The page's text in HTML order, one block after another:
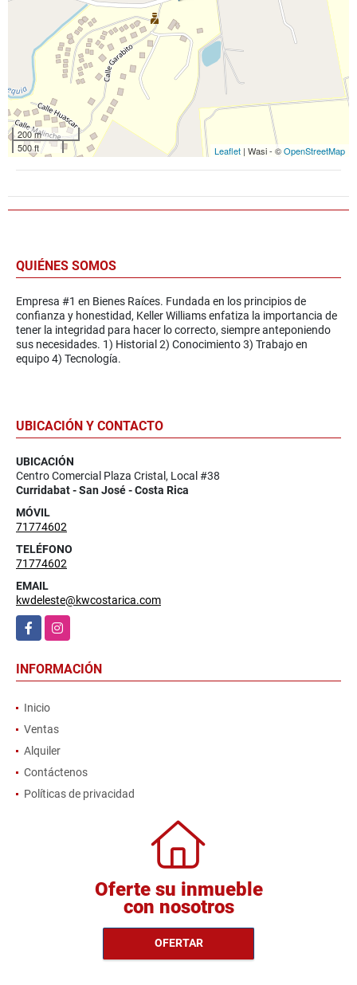
200 m
500 ft
Leaflet | Wasi - ©OpenStreetMap
QUIÉNES SOMOS
Empresa #1 en Bienes Raíces. Fundada en los principios de
confianza y honestidad, Keller Williams enfatiza la importancia de
tener la integridad para hacer lo correcto, siempre anteponiendo
sus necesidades. 1) Historial 2) Conocimiento 3) Trabajo en
equipo 4) Tecnología.
UBICACIÓN Y CONTACTO
UBICACIÓN
Centro Comercial Plaza Cristal, Local #38
Curridabat - San José - Costa Rica
MÓVIL
71774602
TELÉFONO
71774602
EMAIL
kwdeleste@kwcostarica.com
FacebookInstagram
INFORMACIÓN
Inicio
Ventas
Alquiler
Contáctenos
Políticas de privacidad
Oferte su inmueble
con nosotros
OFERTAR